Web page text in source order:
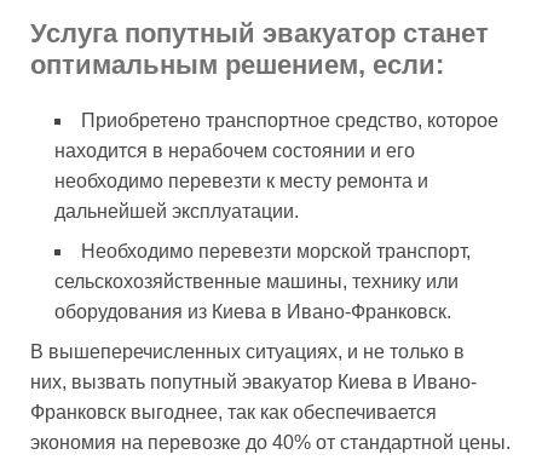
Услуга попутный эвакуатор станет
оптимальным решением, если:
Приобретено транспортное средство, которое
находится в нерабочем состоянии и его
необходимо перевезти к месту ремонта и
дальнейшей эксплуатации.
Необходимо перевезти морской транспорт,
сельскохозяйственные машины, технику или
оборудования из Киева в Ивано-Франковск.
В вышеперечисленных ситуациях, и не только в
них, вызвать попутный эвакуатор Киева в Ивано-
Франковск выгоднее, так как обеспечивается
экономия на перевозке до 40% от стандартной цены.